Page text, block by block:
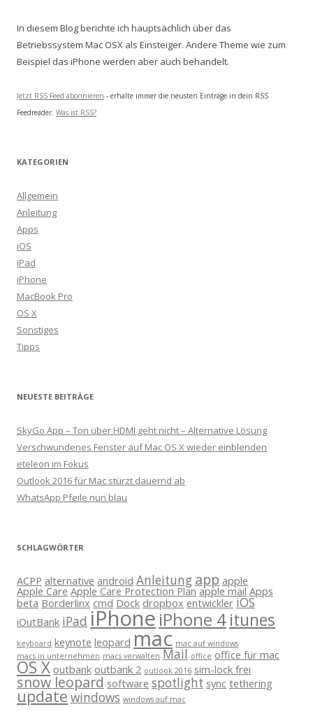
In diesem Blog berichte ich hauptsächlich über das
Betriebssystem Mac OSX als Einsteiger. Andere Theme wie zum
Beispiel das iPhone werden aber auch behandelt.
Jetzt RSS Feed abonnieren - erhalte immer die neusten Einträge in dein RSS
Feedreader. Was ist RSS?
KATEGORIEN
Allgemein
Anleitung
Apps
iOS
iPad
iPhone
MacBook Pro
OS X
Sonstiges
Tipps
NEUESTE BEITRÄGE
SkyGo App – Ton über HDMI geht nicht – Alternative Lösung
Verschwundenes Fenster auf Mac OS X wieder einblenden
eteleon im Fokus
Outlook 2016 für Mac stürzt dauernd ab
WhatsApp Pfeile nun blau
SCHLAGWÖRTER
ACPP alternative android Anleitung app apple
Apple Care Apple Care Protection Plan apple mail Apps
beta Borderlinx cmd Dock dropbox entwickler iOS
iOutBank iPad iPhone iPhone 4itunes
keyboard keynote leopard mac mac auf windows
macs in unternehmen macs verwalten Mail office office für mac
OS X outbank outbank 2 outlook 2016 sim-lock frei
snow leopard software spotlight sync tethering
update windows windows auf mac